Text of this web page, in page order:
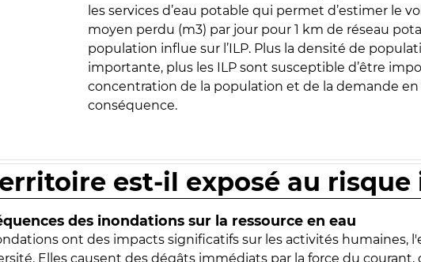
les services d’eau potable qui permet d’estimer le
moyen perdu (m3) par jour pour 1 km de réseau
population influe sur l’ILP. Plus la densité de
importante, plus les ILP sont susceptible d’être
concentration de la population et de la demande
conséquence.
est-il exposé au
des inondations sur la ressource en eau
ont des impacts significatifs sur les activités humaines,
Elles causent des dégâts immédiats par la force du